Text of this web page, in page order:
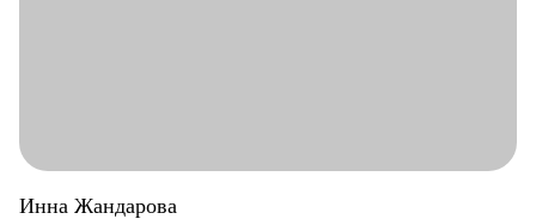
Инна Жандарова